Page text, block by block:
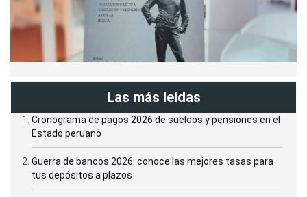
Las más leídas
Cronograma de pagos 2026 de sueldos y pensiones en el
Estado peruano
Guerra de bancos 2026: conoce las mejores tasas para
tus depósitos a plazos